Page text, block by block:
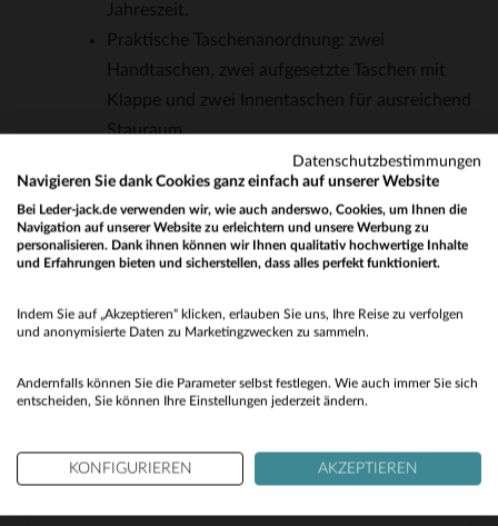
Jahreszeit.
Praktische Taschenanordnung: zwei
Handtaschen, zwei aufgesetzte Taschen mit
Klappe und zwei Innentaschen für ausreichend
Stauraum.
Regelmäßige Passform, die eine bequeme
Bewegungsfreiheit bietet und sich leicht
kombinieren lässt.
Mineralisch gegerbtes Leder, das für eine
sorgt.
Zeitloses Design, das sowohl im Alltag als auch
kann.
HÄUFIG GESTELLTE FRAGEN
No
Datenschutzbestimmungen
Navigieren Sie dank Cookies ganz einfach auf unserer Website
Bei Leder-jack.de verwenden wir, wie auch anderswo, Cookies, um Ihnen die
Navigation auf unserer Website zu erleichtern und unsere Werbung zu
personalisieren. Dank ihnen können wir Ihnen qualitativ hochwertige Inhalte
und Erfahrungen bieten und sicherstellen, dass alles perfekt funktioniert.
Indem Sie auf „Akzeptieren“ klicken, erlauben Sie uns, Ihre Reise zu verfolgen
und anonymisierte Daten zu Marketingzwecken zu sammeln.
Andernfalls können Sie die Parameter selbst festlegen. Wie auch immer Sie sich
entscheiden, Sie können Ihre Einstellungen jederzeit ändern.
KONFIGURIEREN AKZEPTIEREN